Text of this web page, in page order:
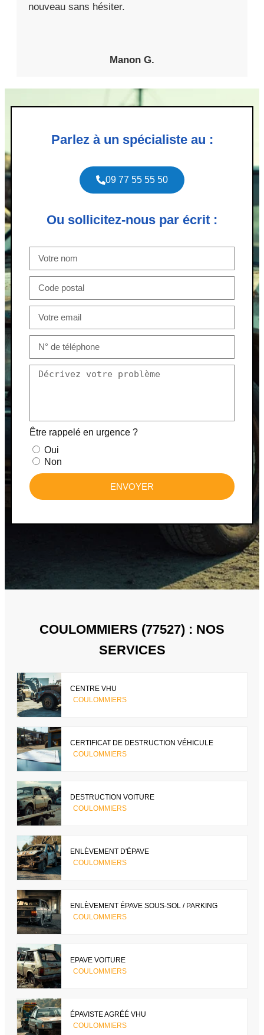
nouveau sans hésiter.
Manon G.
Parlez à un spécialiste au :
09 77 55 55 50
Ou sollicitez-nous par écrit :
Être rappelé en urgence ?
Oui
Non
ENVOYER
COULOMMIERS (77527) : NOS
SERVICES
CENTRE VHU
COULOMMIERS
CERTIFICAT DE DESTRUCTION VÉHICULE
COULOMMIERS
DESTRUCTION VOITURE
COULOMMIERS
ENLÈVEMENT D'ÉPAVE
COULOMMIERS
ENLÈVEMENT ÉPAVE SOUS-SOL / PARKING
COULOMMIERS
EPAVE VOITURE
COULOMMIERS
ÉPAVISTE AGRÉÉ VHU
COULOMMIERS